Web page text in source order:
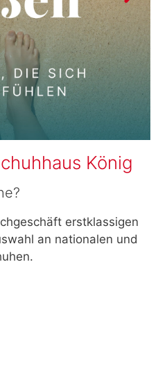
König
erstklassigen
an nationalen und